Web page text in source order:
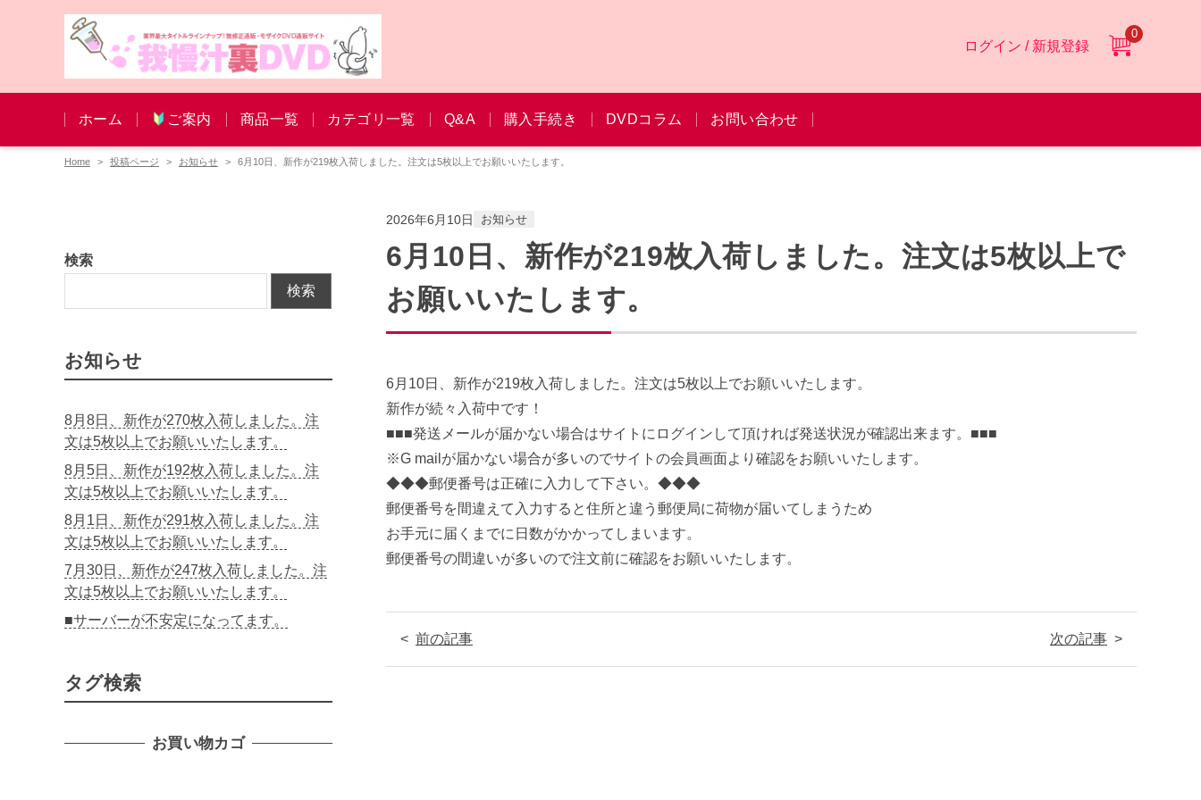
ログイン / 新規登録
0
ホーム ご案内 商品一覧 カテゴリ一覧 Q&A 購入手続き DVDコラム お問い合わせ
Home 投稿ページ お知らせ 6月10日、新作が219枚入荷しました。注文は5枚以上でお願いいたします。
2026年6月10日 お知らせ
6月10日、新作が219枚入荷しました。注文は5枚以上で
お願いいたします。
6月10日、新作が219枚入荷しました。注文は5枚以上でお願いいたします。
新作が続々入荷中です！
■■■発送メールが届かない場合はサイトにログインして頂ければ発送状況が確認出来ます。■■■
※G mailが届かない場合が多いのでサイトの会員画面より確認をお願いいたします。
◆◆◆郵便番号は正確に入力して下さい。◆◆◆
郵便番号を間違えて入力すると住所と違う郵便局に荷物が届いてしまうため
お手元に届くまでに日数がかかってしまいます。
郵便番号の間違いが多いので注文前に確認をお願いいたします。
前の記事 次の記事
検索
検索
お知らせ
8月8日、新作が270枚入荷しました。注
文は5枚以上でお願いいたします。
8月5日、新作が192枚入荷しました。注
文は5枚以上でお願いいたします。
8月1日、新作が291枚入荷しました。注
文は5枚以上でお願いいたします。
7月30日、新作が247枚入荷しました。注
文は5枚以上でお願いいたします。
■サーバーが不安定になってます。
タグ検索
お買い物カゴ